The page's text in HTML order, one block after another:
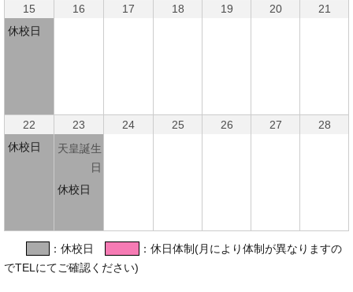
15
休校日
16 17 18 19 20 21
22
休校日
23
天皇誕生
日
休校日
24 25 26 27 28
：休校日
：休日体制(月により体制が異なりますの
でTELにてご確認ください)